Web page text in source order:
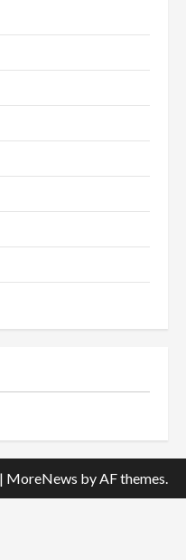
| MoreNews by AF themes.